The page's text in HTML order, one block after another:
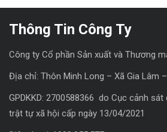
Thông Tin Công Ty
Công ty Cổ phần Sản xuất và Thương
Địa chỉ: Thôn Minh Long – Xã Gia Lâm
GPDKKD: 2700588366 do Cục cảnh sát
trật tự xã hội cấp ngày 13/04/2021